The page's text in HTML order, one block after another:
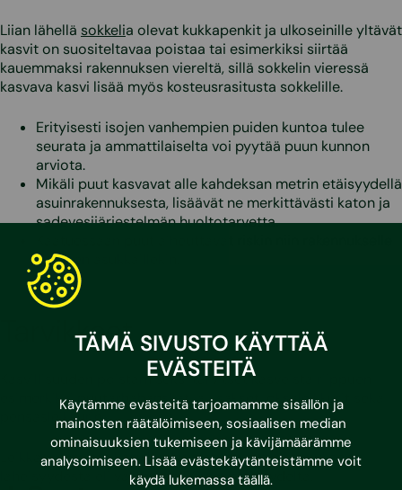
TÄMÄ SIVUSTO KÄYTTÄÄ
EVÄSTEITÄ
Käytämme evästeitä tarjoamamme sisällön ja
mainosten räätälöimiseen, sosiaalisen median
ominaisuuksien tukemiseen ja kävijämäärämme
analysoimiseen. Lisää evästekäytänteistämme voit
käydä lukemassa täällä.
Liian lähellä sokkelia olevat kukkapenkit ja ulkoseinille yltävät
kasvit on suositeltavaa poistaa tai esimerkiksi siirtää
kauemmaksi rakennuksen viereltä, sillä sokkelin vieressä
kasvava kasvi lisää myös kosteusrasitusta sokkelille.
Erityisesti isojen vanhempien puiden kuntoa tulee
seurata ja ammattilaiselta voi pyytää puun kunnon
arviota.
Mikäli puut kasvavat alle kahdeksan metrin etäisyydellä
asuinrakennuksesta, lisäävät ne merkittävästi katon ja
sadevesijärjestelmän huoltotarvetta.
kuin sen asukkaillekin.
Tarvikkeet
Kasvillisuuden poistamiseksi tarvitset kasveista riippuen
esimerkiksi puutarhahanskat ja -sakset, oksaleikkurit sekä
pensasleikkurin.
Leikkaa ja poista kasvillisuus määräajoin rakennuksen
läheisyydestä eli vähintään 50 cm etäisyydeltä.